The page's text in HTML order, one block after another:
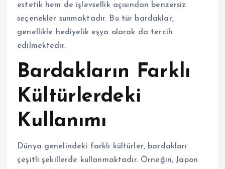
estetik hem de işlevsellik açısından benzersiz
seçenekler sunmaktadır. Bu tür bardaklar,
genellikle hediyelik eşya olarak da tercih
edilmektedir.
Bardakların Farklı
Kültürlerdeki
Kullanımı
Dünya genelindeki farklı kültürler, bardakları
çeşitli şekillerde kullanmaktadır. Örneğin, Japon